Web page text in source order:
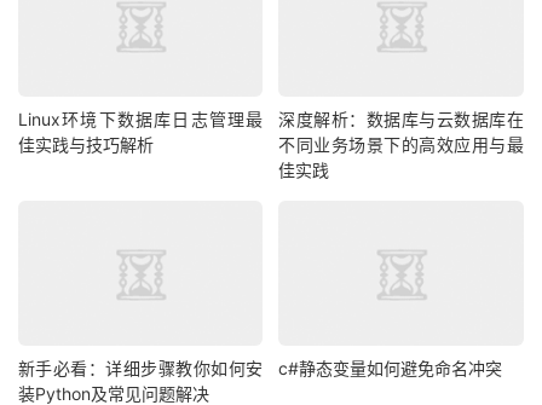
Linux环境下数据库日志管理最
佳实践与技巧解析
深度解析：数据库与云数据库在
不同业务场景下的高效应用与最
佳实践
新手必看：详细步骤教你如何安
装Python及常见问题解决
c#静态变量如何避免命名冲突